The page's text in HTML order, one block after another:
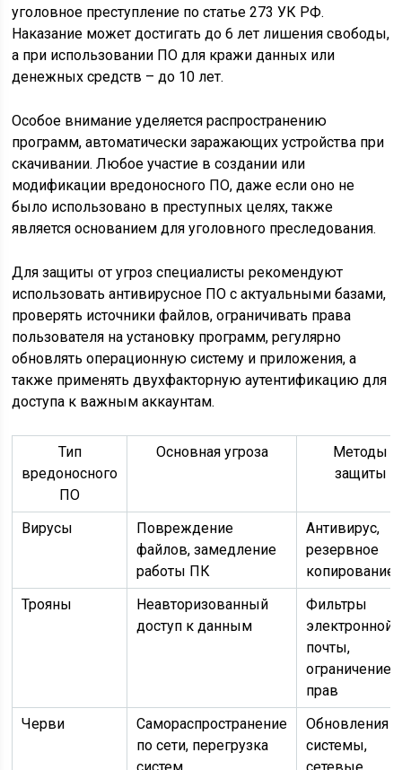
уголовное преступление по статье 273 УК РФ.
Наказание может достигать до 6 лет лишения свободы,
а при использовании ПО для кражи данных или
денежных средств – до 10 лет.
Особое внимание уделяется распространению
программ, автоматически заражающих устройства при
скачивании. Любое участие в создании или
модификации вредоносного ПО, даже если оно не
было использовано в преступных целях, также
является основанием для уголовного преследования.
Для защиты от угроз специалисты рекомендуют
использовать антивирусное ПО с актуальными базами,
проверять источники файлов, ограничивать права
пользователя на установку программ, регулярно
обновлять операционную систему и приложения, а
также применять двухфакторную аутентификацию для
доступа к важным аккаунтам.
Тип
вредоносного
ПО
Основная угроза
Методы
защиты
Вирусы
Повреждение
файлов, замедление
работы ПК
Антивирус,
резервное
копирование
Трояны
Неавторизованный
доступ к данным
Фильтры
электронной
почты,
ограничение
прав
Черви
Самораспространение
по сети, перегрузка
Обновления
системы,